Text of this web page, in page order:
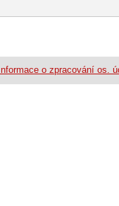
Informace o zpracování os.